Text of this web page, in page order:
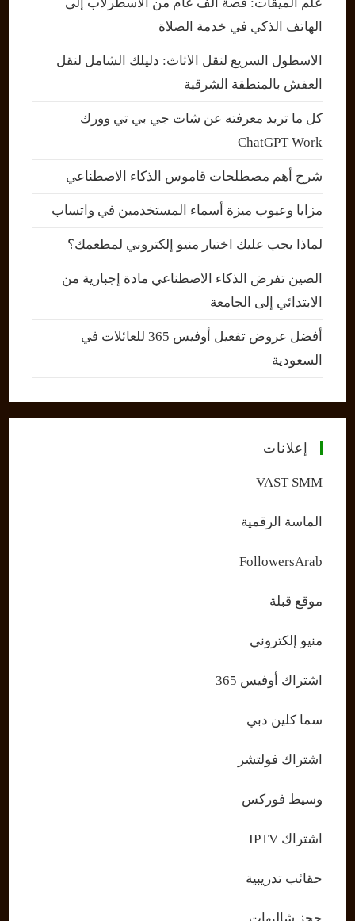
الهاتف الذكي في خدمة الصلاة
الاسطول السريع لنقل الاثاث: دليلك الشامل لنقل
العفش بالمنطقة الشرقية
كل ما تريد معرفته عن شات جي بي تي وورك
ChatGPT Work
شرح أهم مصطلحات قاموس الذكاء الاصطناعي
مزايا وعيوب ميزة أسماء المستخدمين في واتساب
لماذا يجب عليك اختيار منيو إلكتروني لمطعمك؟
الصين تفرض الذكاء الاصطناعي مادة إجبارية من
الابتدائي إلى الجامعة
أفضل عروض تفعيل أوفيس 365 للعائلات في
السعودية
إعلانات
VAST SMM
الماسة الرقمية
FollowersArab
موقع قبلة
منيو إلكتروني
اشتراك أوفيس 365
سما كلين دبي
اشتراك فولتشر
وسيط فوركس
اشتراك IPTV
حقائب تدريبية